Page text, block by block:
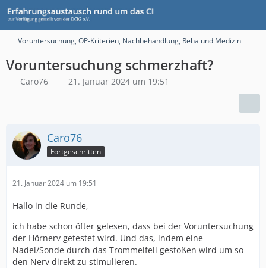
Voruntersuchung, OP-Kriterien, Nachbehandlung, Reha und Medizin
Voruntersuchung schmerzhaft?
Caro76 21. Januar 2024 um 19:51
Caro76
Fortgeschritten
21. Januar 2024 um 19:51
Hallo in die Runde,
ich habe schon öfter gelesen, dass bei der Voruntersuchung
der Hörnerv getestet wird. Und das, indem eine
Nadel/Sonde durch das Trommelfell gestoßen wird um so
den Nerv direkt zu stimulieren.